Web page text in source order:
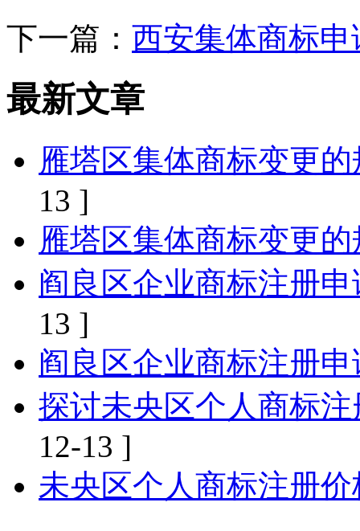
下一篇： 西安集体商标
最新文章
雁塔区集体商标变更
13 ]
雁塔区集体商标变更
阎良区企业商标注册
13 ]
阎良区企业商标注册
探讨未央区个人商标
12-13 ]
未央区个人商标注册